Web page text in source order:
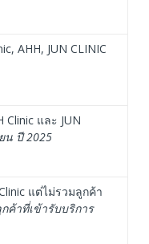
AHH, JUN CLINIC
และ JUN
น ปี2025
แต่ไม่รวมลูกค้า
ค้าที่เข้ารับบริการ